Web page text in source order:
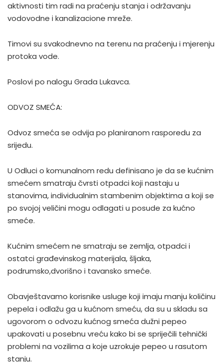
aktivnosti tim radi na praćenju stanja i održavanju
vodovodne i kanalizacione mreže.
Timovi su svakodnevno na terenu na praćenju i mjerenju
protoka vode.
Poslovi po nalogu Grada Lukavca.
ODVOZ SMEĆA:
Odvoz smeća se odvija po planiranom rasporedu za
srijedu.
U Odluci o komunalnom redu definisano je da se kućnim
smećem smatraju čvrsti otpadci koji nastaju u
stanovima, individualnim stambenim objektima a koji se
po svojoj veličini mogu odlagati u posude za kućno
smeće.
Kućnim smećem ne smatraju se zemlja, otpadci i
ostatci građevinskog materijala, šljaka,
podrumsko,dvorišno i tavansko smeće.
Obavještavamo korisnike usluge koji imaju manju količinu
pepela i odlažu ga u kućnom smeću, da su u skladu sa
ugovorom o odvozu kućnog smeća dužni pepeo
upakovati u posebnu vreću kako bi se spriječili tehnički
problemi na vozilima a koje uzrokuje pepeo u rasutom
stanju.